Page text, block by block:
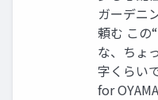
ガーデニ
頼む この
な、ちょ
字くらい
for